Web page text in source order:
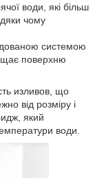
води, які більш
чому
системою
поверхню
изливов, що
від розміру і
який
води.